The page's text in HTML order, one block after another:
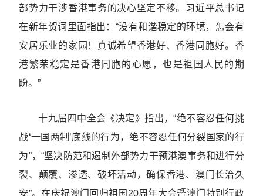
部势力干涉香港事务的决心坚定不移。习近平总书记
在新年贺词里面指出：“没有和谐稳定的环境，怎会有
安居乐业的家园！真诚希望香港好、香港同胞好。香
港繁荣稳定是香港同胞的心愿，也是祖国人民的期
盼。”
十九届四中全会《决定》指出，“绝不容忍任何挑
战‘一国两制’底线的行为，绝不容忍任何分裂国家的行
为”，“坚决防范和遏制外部势力干预港澳事务和进行分
裂、颠覆、渗透、破坏活动，确保香港、澳门长治久
安”。在庆祝澳门回归祖国20周年大会暨澳门特别行政